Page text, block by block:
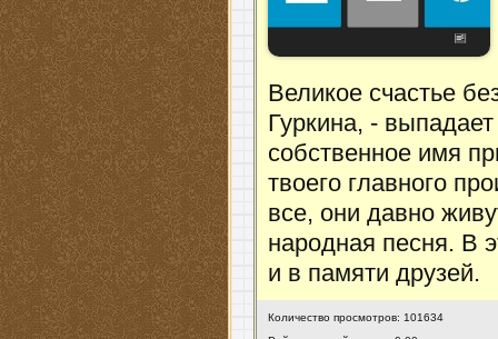
Великое счастье
Гуркина, -
собственное имя
твоего главного
все, они давно
народная песня. В
и в памяти друзей.
Количество просмотров: 101634